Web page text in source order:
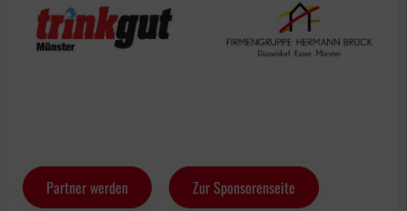
Partner werden Zur Sponsorenseite